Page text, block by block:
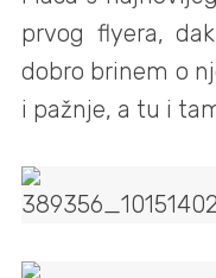
prvog flyera,
dobro brinem o
i pažnje, a tu i